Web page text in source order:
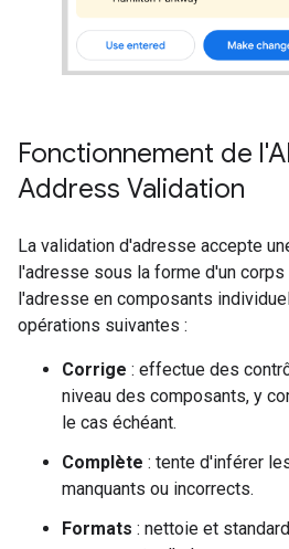
Fonctionnement de
Address Validation
La validation d'adresse accepte
l'adresse sous la forme d'un
l'adresse en composants
opérations suivantes :
Corrige : effectue des
niveau des composants, y
le cas échéant.
Complète : tente d'inférer
manquants ou incorrects.
Formats : nettoie et